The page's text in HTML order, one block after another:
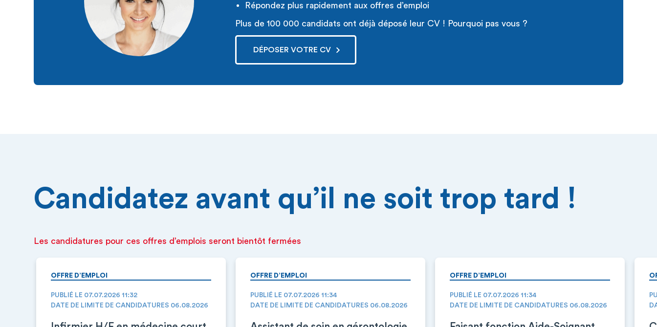
Répondez plus rapidement aux offres d’emploi
Plus de 100 000 candidats ont déjà déposé leur CV ! Pourquoi pas vous ?
DÉPOSER VOTRE CV
Candidatez avant qu’il ne soit trop tard !
Les candidatures pour ces offres d’emplois seront bientôt fermées
OFFRE D’EMPLOI
PUBLIÉ LE 07.07.2026 11:32
DATE DE LIMITE DE CANDIDATURES 06.08.2026
OFFRE D’EMPLOI
PUBLIÉ LE 07.07.2026 11:34
DATE DE LIMITE DE CANDIDATURES 06.08.2026
OFFRE D’EMPLOI
PUBLIÉ LE 07.07.2026 11:34
DATE DE LIMITE DE CANDIDATURES 06.08.2026